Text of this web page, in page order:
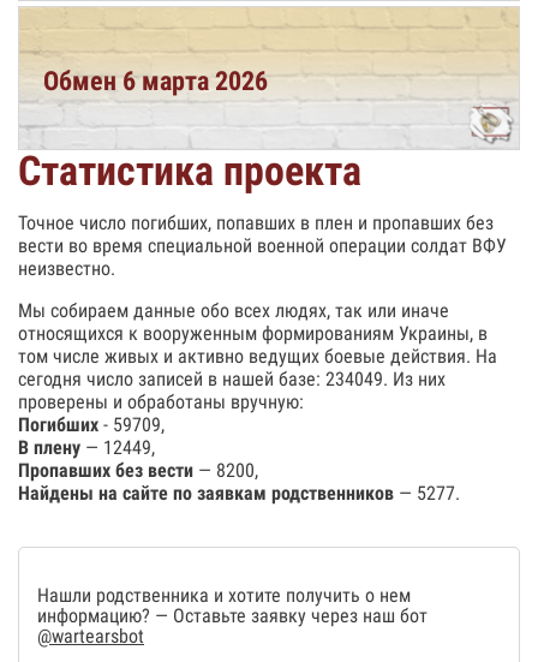
Обмен 6 марта 2026
Статистика проекта
Точное число погибших, попавших в плен и пропавших без
вести во время специальной военной операции солдат ВФУ
неизвестно.
Мы собираем данные обо всех людях, так или иначе
относящихся к вооруженным формированиям Украины, в
том числе живых и активно ведущих боевые действия. На
сегодня число записей в нашей базе: 234049. Из них
проверены и обработаны вручную:
Погибших - 59709,
В плену — 12449,
Пропавших без вести — 8200,
Найдены на сайте по заявкам родственников — 5277.
Нашли родственника и хотите получить о нем
информацию? — Оставьте заявку через наш бот
@wartearsbot